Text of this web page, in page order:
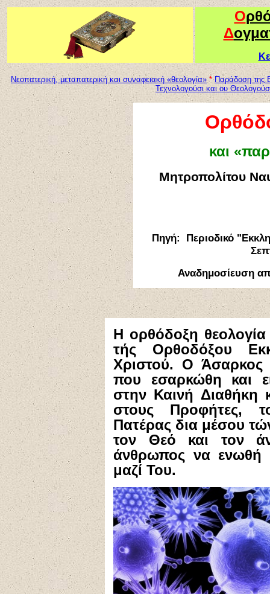
Ο
Δ
Νεοπατερική, μεταπατερική και συναφειακή «θεολογία» * Παράδοση της
Τεχνολογούσι και ου
και
Μητροπολίτου
Πηγή: Περιοδικό
Αναδημοσίευση
Η ορθόδοξη θεολογία
τής Ορθοδόξου
Χριστού. Ο Άσαρκος
που εσαρκώθη και
στην Καινή Διαθήκη
στους Προφήτες,
Πατέρας δια μέσου
τον Θεό και τον
άνθρωπος να ενωθή
μαζί Του.